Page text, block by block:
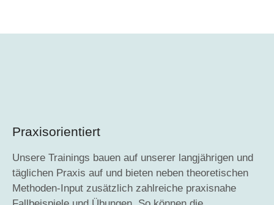
Praxisorientiert
Unsere Trainings bauen auf unserer langjährigen und
täglichen Praxis auf und bieten neben theoretischen
Methoden-Input zusätzlich zahlreiche praxisnahe